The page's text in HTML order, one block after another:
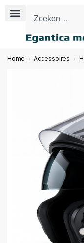
Home / Accessoires /